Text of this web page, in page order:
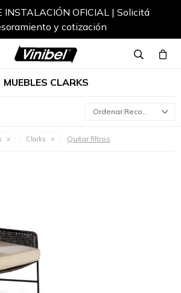
INSTALACIÓN OFICIAL | Solicitá
y cotización
MUEBLES CLARKS
Recomendados
Clarks Quitar filtros